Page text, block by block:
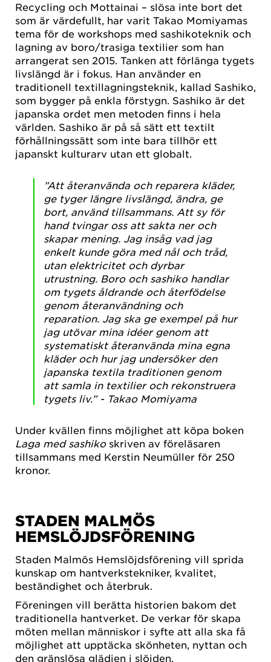
Recycling och Mottainai – slösa inte bort det
som är värdefullt, har varit Takao Momiyamas
tema för de workshops med sashikoteknik och
lagning av boro/trasiga textilier som han
arrangerat sen 2015. Tanken att förlänga tygets
livslängd är i fokus. Han använder en
traditionell textillagningsteknik, kallad Sashiko,
som bygger på enkla förstygn. Sashiko är det
japanska ordet men metoden finns i hela
världen. Sashiko är på så sätt ett textilt
förhållningssätt som inte bara tillhör ett
japanskt kulturarv utan ett globalt.
”Att återanvända och reparera kläder,
ge tyger längre livslängd, ändra, ge
bort, använd tillsammans. Att sy för
hand tvingar oss att sakta ner och
skapar mening. Jag insåg vad jag
enkelt kunde göra med nål och tråd,
utan elektricitet och dyrbar
utrustning. Boro och sashiko handlar
om tygets åldrande och återfödelse
genom återanvändning och
reparation. Jag ska ge exempel på hur
jag utövar mina idéer genom att
systematiskt återanvända mina egna
kläder och hur jag undersöker den
japanska textila traditionen genom
att samla in textilier och rekonstruera
tygets liv.” - Takao Momiyama
Under kvällen finns möjlighet att köpa boken
Laga med sashikoskriven av föreläsaren
tillsammans med Kerstin Neumüller för 250
kronor.
STADEN MALMÖS
HEMSLÖJDSFÖRENING
Staden Malmös Hemslöjdsförening vill sprida
kunskap om hantverkstekniker, kvalitet,
beständighet och återbruk.
Föreningen vill berätta historien bakom det
traditionella hantverket. De verkar för skapa
möten mellan människor i syfte att alla ska få
möjlighet att upptäcka skönheten, nyttan och
den gränslösa glädjen i slöjden.